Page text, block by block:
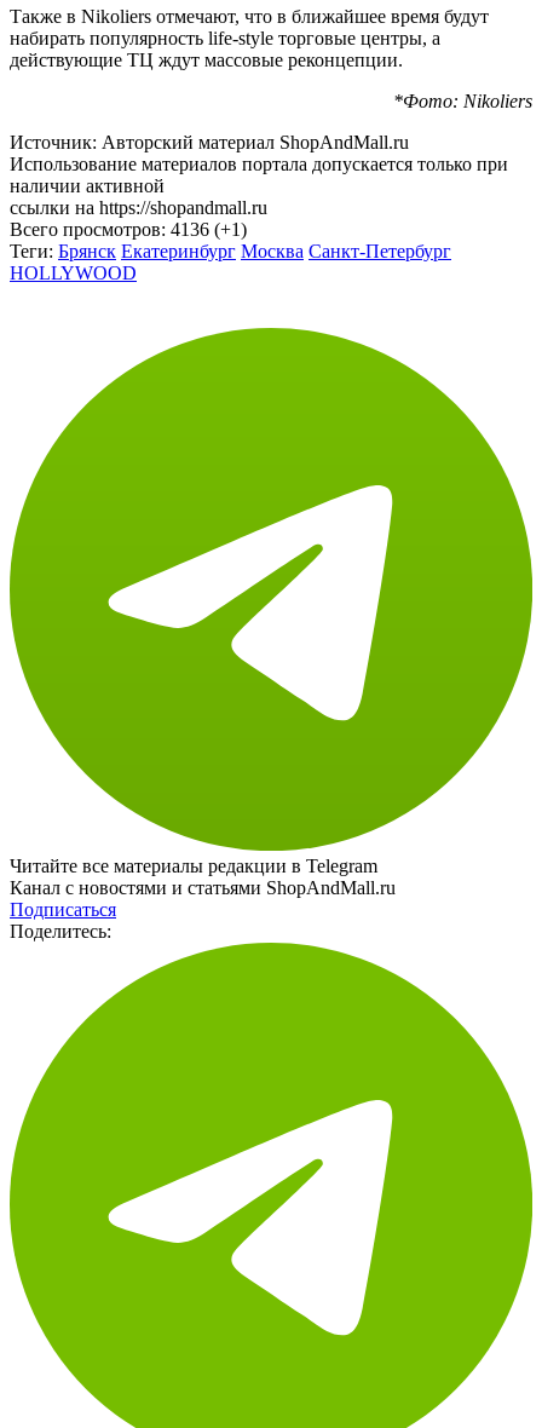
набирать популярность life-style торговые центры, а
действующие ТЦ ждут массовые реконцепции.
Использование материалов портала допускается только при
наличии активной
ссылки на https://shopandmall.ru
Всего просмотров:4136 (+1)
Теги: Брянск Екатеринбург Москва
HOLLYWOOD
Читайте все материалы редакции в Telegram
Канал с новостями и статьями ShopAndMall.ru
Подписаться
Поделитесь: